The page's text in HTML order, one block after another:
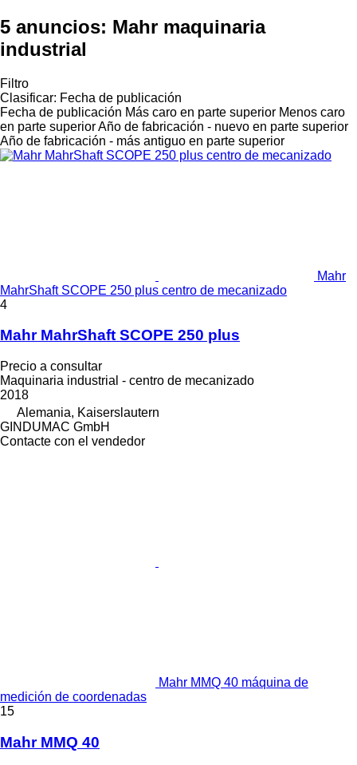
5 anuncios: Mahr maquinaria
industrial
Filtro
Clasificar: Fecha de publicación
Fecha de publicación Más caro en parte superior Menos caro
en parte superiorAño de fabricación - nuevo en parte superior
Año de fabricación - más antiguo en parte superior
Mahr
MahrShaft SCOPE 250 plus centro de mecanizado
4
Mahr MahrShaft SCOPE 250 plus
Precio a consultar
Maquinaria industrial - centro de mecanizado
2018
Alemania, Kaiserslautern
GINDUMAC GmbH
Contacte con el vendedor
Mahr MMQ 40 máquina de
medición de coordenadas
15
Mahr MMQ 40